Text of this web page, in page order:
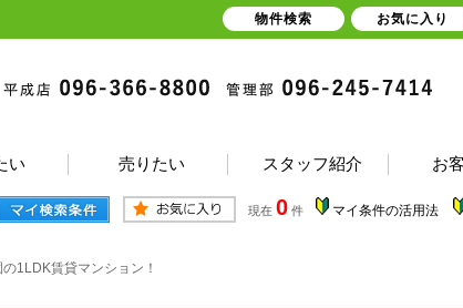
い 売りたい スタッフ紹介 お
現在 0 件 マイ条件の活用法
1LDK賃貸マンション！
物件検索 お気に入り